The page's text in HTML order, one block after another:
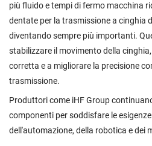
più fluido e tempi di fermo macchina
dentate per la trasmissione a cinghia
diventando sempre più importanti.
stabilizzare il movimento della
corretta e a migliorare la precisione
trasmissione.
Produttori come iHF Group
componenti per soddisfare le
dell'automazione, della robotica e dei